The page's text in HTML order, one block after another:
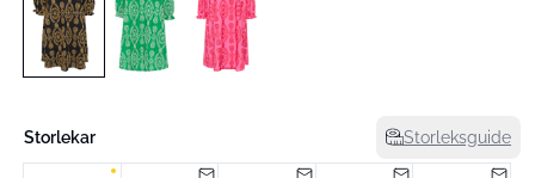
Storlekar Storleksguide